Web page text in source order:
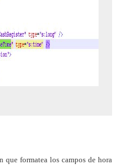
formatea los campos de hora